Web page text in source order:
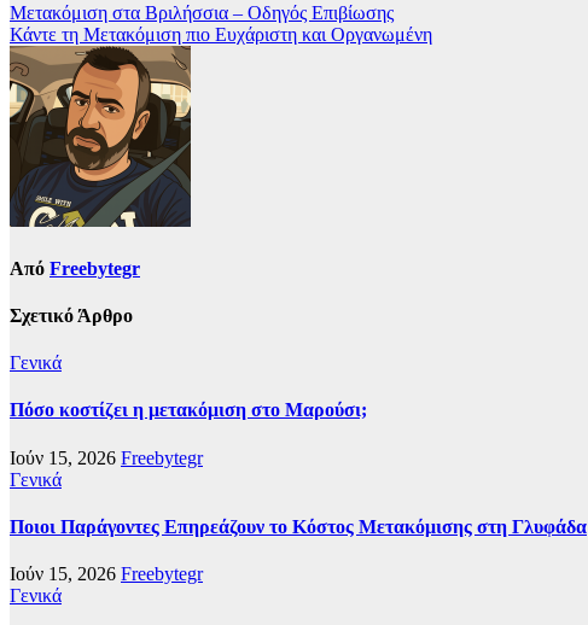
Πλοήγηση
άρθρων
Μετακόμιση στα Βριλήσσια – Οδηγός Επιβίωσης
Κάντε τη Μετακόμιση πιο Ευχάριστη και Οργανωμένη
Από Freebytegr
Σχετικό Άρθρο
Γενικά
Πόσο κοστίζει η μετακόμιση στο Μαρούσι;
Ιούν 15, 2026 Freebytegr
Γενικά
Ποιοι Παράγοντες Επηρεάζουν το Κόστος Μετακόμισης στη Γλυφάδα
Ιούν 15, 2026 Freebytegr
Γενικά